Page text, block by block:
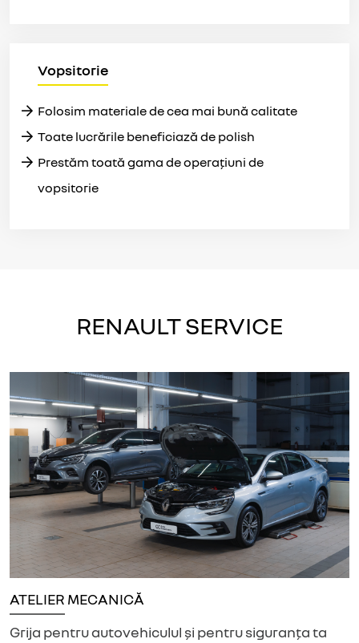
Vopsitorie
Folosim materiale de cea mai bună calitate
Toate lucrările beneficiază de polish
Prestăm toată gama de operațiuni de
vopsitorie
RENAULT SERVICE
ATELIER MECANICĂ
Grija pentru autovehiculul și pentru siguranța ta